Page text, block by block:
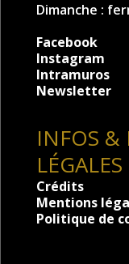
Dimanche :
Facebook
Instagram
Intramuros
Newsletter
INFOS
LÉGALES
Crédits
Mentions
Politique de